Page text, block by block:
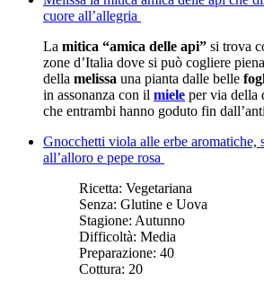
cuore all’allegria
La mitica “amica delle api” si trova
zone d’Italia dove si può cogliere
della melissa una pianta dalle belle
in assonanza con il miele per via della
che entrambi hanno goduto fin
Gnocchetti viola alle erbe aromatiche,
all’alloro e pepe rosa
Ricetta: Vegetariana
Senza: Glutine e Uova
Stagione: Autunno
Difficoltà: Media
Preparazione: 40
Cottura: 20